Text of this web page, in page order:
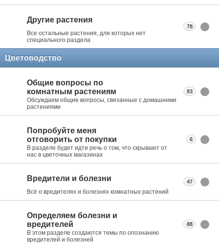
Другие растения
Все остальные растения, для которых нет
специального раздела
78
Цветоводство
Общие вопросы по
комнатным растениям
Обсуждаем общие вопросы, связанные с домашними
растениями
93
Попробуйте меня
отговорить от покупки
В разделе будет идти речь о том, что скрывают от
нас в цветочных магазинах
6
Вредители и болезни
Всё о вредителях и болезнях комнатных растений
47
Определяем болезни и
вредителей
В этом разделе создаются темы по опознанию
вредителей и болезней
88